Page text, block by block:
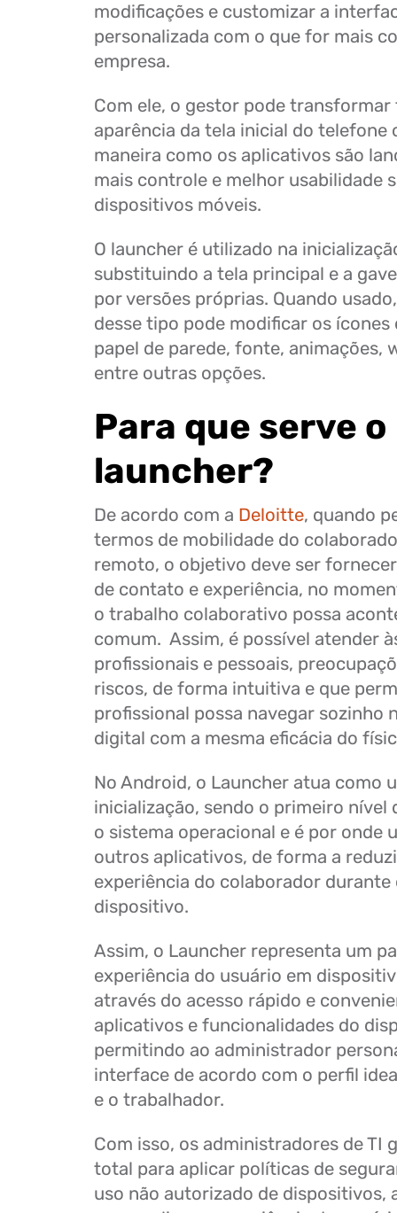
modificações e customizar a
personalizada com o que for mais
empresa.
Com ele, o gestor pode
aparência da tela inicial do telefone
maneira como os aplicativos são
mais controle e melhor usabilidade
dispositivos móveis.
O launcher é utilizado na
substituindo a tela principal e a
por versões próprias. Quando
desse tipo pode modificar os ícones
papel de parede, fonte, animações,
entre outras opções.
Para que serve o
launcher?
De acordo com a Deloitte, quando
termos de mobilidade do
remoto, o objetivo deve ser
de contato e experiência, no
o trabalho colaborativo possa
comum. Assim, é possível atender
profissionais e pessoais,
riscos, de forma intuitiva e que
profissional possa navegar sozinho
digital com a mesma eficácia do
No Android, o Launcher atua como
inicialização, sendo o primeiro nível
o sistema operacional e é por onde
outros aplicativos, de forma a
experiência do colaborador durante
dispositivo.
Assim, o Launcher representa um
experiência do usuário em
através do acesso rápido e
aplicativos e funcionalidades do
permitindo ao administrador
interface de acordo com o perfil
e o trabalhador.
Com isso, os administradores de TI
total para aplicar políticas de
uso não autorizado de dispositivos,